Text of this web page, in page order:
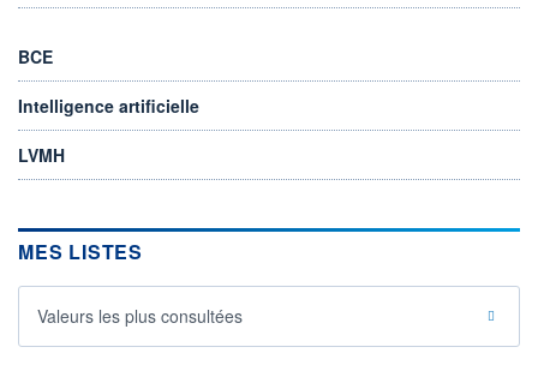
BCE
Intelligence artificielle
LVMH
MES LISTES
Valeurs les plus consultées